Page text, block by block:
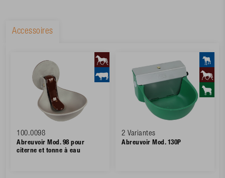
Accessoires
100.0098
Abreuvoir Mod. 98 pour
citerne et tonne à eau
2 Variantes
Abreuvoir Mod. 130P